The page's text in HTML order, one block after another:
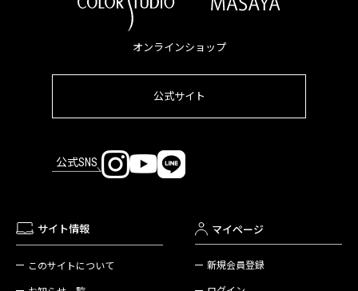
オンラインショップ
公式サイト
公式SNS
サイト情報
このサイトについて
マイページ
新規会員登録